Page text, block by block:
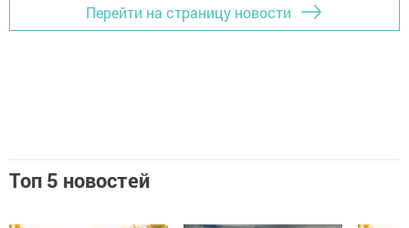
Перейти на страницу новости
Топ 5 новостей